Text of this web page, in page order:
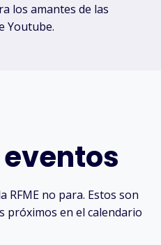
los amantes de las
Youtube.
RFME no para. Estos son
próximos en el calendario